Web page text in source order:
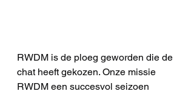
RWDM is de ploeg geworden die de
chat heeft gekozen. Onze missie
RWDM een succesvol seizoen